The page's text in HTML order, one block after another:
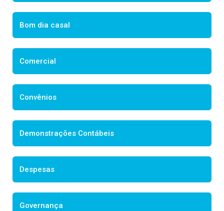
Bom dia casal
Comercial
Convênios
Demonstrações Contábeis
Despesas
Governança